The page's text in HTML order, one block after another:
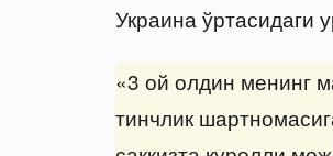
Украина ўртасидаги
«3 ой олдин менинг
тинчлик